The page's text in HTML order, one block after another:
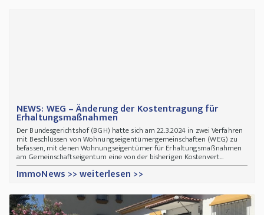
NEWS: WEG – Änderung der Kostentragung für
Erhaltungsmaßnahmen
Der Bundesgerichtshof (BGH) hatte sich am 22.3.2024 in zwei Verfahren
mit Beschlüssen von Wohnungseigentümergemeinschaften (WEG) zu
befassen, mit denen Wohnungseigentümer für Erhaltungsmaßnahmen
am Gemeinschaftseigentum eine von der bisherigen Kostenvert...
ImmoNews >> weiterlesen >>